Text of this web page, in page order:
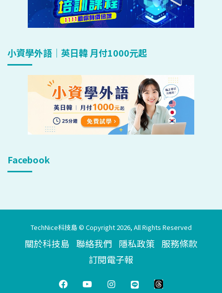
小資學外語｜英日韓 月付1000元起
Facebook
TechNice科技島 © Copyright 2026, All Rights Reserved
關於科技島 聯絡我們 隱私政策 服務條款
訂閱電子報